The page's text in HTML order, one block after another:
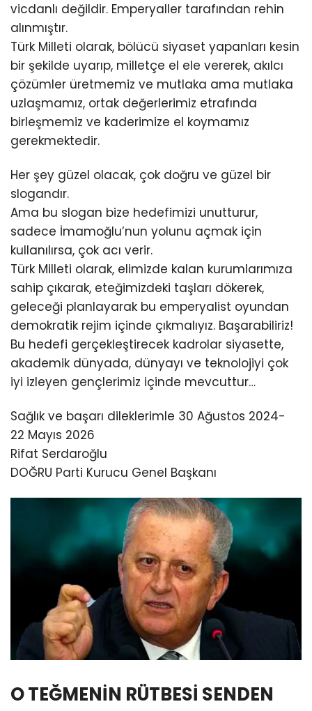
vicdanlı değildir. Emperyaller tarafından rehin
alınmıştır.
Türk Milleti olarak, bölücü siyaset yapanları kesin
bir şekilde uyarıp, milletçe el ele vererek, akılcı
çözümler üretmemiz ve mutlaka ama mutlaka
uzlaşmamız, ortak değerlerimiz etrafında
birleşmemiz ve kaderimize el koymamız
gerekmektedir.
Her şey güzel olacak, çok doğru ve güzel bir
slogandır.
Ama bu slogan bize hedefimizi unutturur,
sadece İmamoğlu’nun yolunu açmak için
kullanılırsa, çok acı verir.
Türk Milleti olarak, elimizde kalan kurumlarımıza
sahip çıkarak, eteğimizdeki taşları dökerek,
geleceği planlayarak bu emperyalist oyundan
demokratik rejim içinde çıkmalıyız. Başarabiliriz!
Bu hedefi gerçekleştirecek kadrolar siyasette,
akademik dünyada, dünyayı ve teknolojiyi çok
iyi izleyen gençlerimiz içinde mevcuttur…
Sağlık ve başarı dileklerimle 30 Ağustos 2024-
22 Mayıs 2026
Rifat Serdaroğlu
DOĞRU Parti Kurucu Genel Başkanı
O TEĞMENİN RÜTBESİ SENDEN